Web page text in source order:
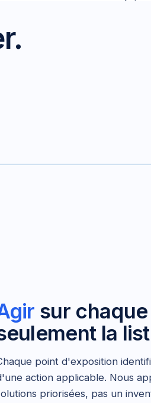
sur
la
point d'exposition
action applicable. Nous
priorisées, pas un